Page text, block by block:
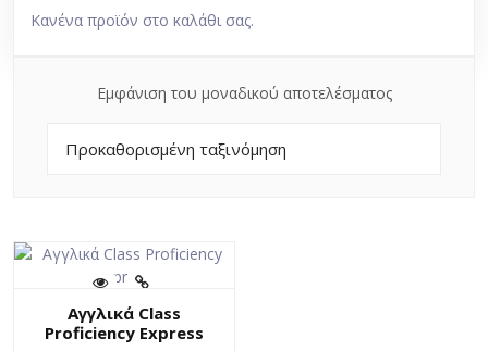
Κανένα προϊόν στο καλάθι σας.
Εμφάνιση του μοναδικού αποτελέσματος
Αγγλικά Class
Proficiency Express